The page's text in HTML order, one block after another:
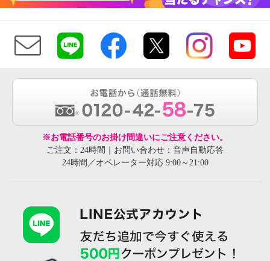
※お電話番号のお掛け間違いにご注意ください。
ご注文：24時間｜お問い合わせ：音声自動応答
24時間／オペレーター対応 9:00～21:00